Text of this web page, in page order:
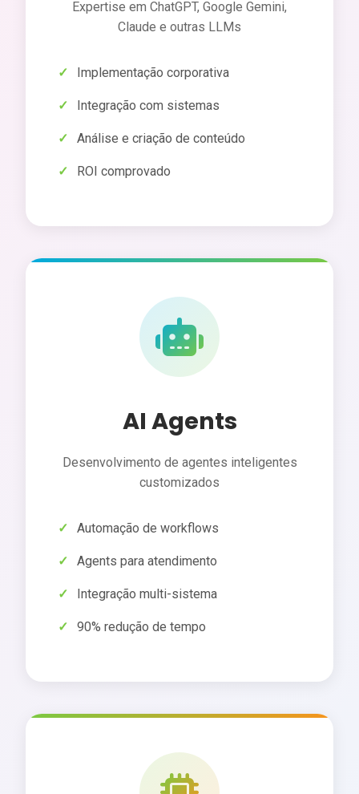
Expertise em ChatGPT, Google Gemini,
Claude e outras LLMs
Implementação corporativa
Integração com sistemas
Análise e criação de conteúdo
ROI comprovado
AI Agents
Desenvolvimento de agentes inteligentes
customizados
Automação de workflows
Agents para atendimento
Integração multi-sistema
90% redução de tempo